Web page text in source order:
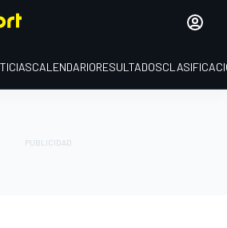
CALENDARIORESULTADOS